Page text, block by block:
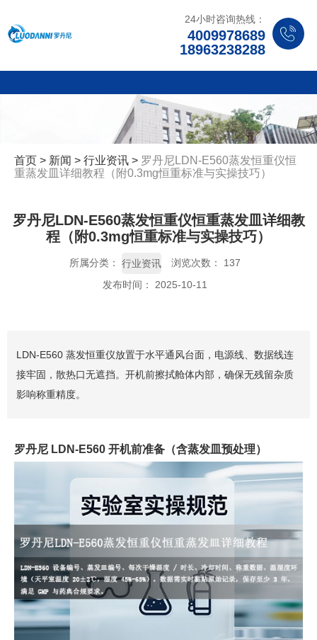
24小时咨询热线：
4009978689
18963238288
首页 > 新闻 > 行业资讯 > 罗丹尼LDN-E560蒸发恒重仪恒
重蒸发皿详细教程（附0.3mg恒重标准与实操技巧）
罗丹尼LDN-E560蒸发恒重仪恒重蒸发皿详细教
程（附0.3mg恒重标准与实操技巧）
所属分类： 行业资讯 浏览次数： 137
发布时间： 2025-10-11
LDN-E560 蒸发恒重仪放置于水平通风台面，电源线、数据线连
接牢固，散热口无遮挡。开机前擦拭舱体内部，确保无残留杂质
影响称重精度。
罗丹尼 LDN-E560 开机前准备（含蒸发皿预处理）